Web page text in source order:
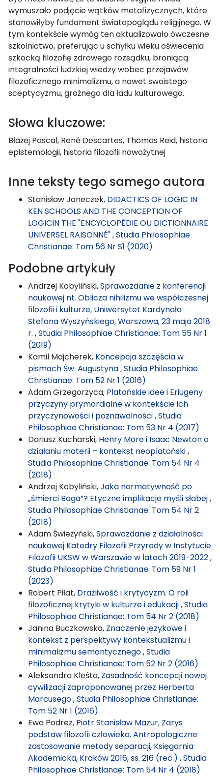
wymuszało podjęcie wątków metafizycznych, które
stanowiłyby fundament światopoglądu religijnego. W
tym kontekście wymóg ten aktualizowało ówczesne
szkolnictwo, preferując u schyłku wieku oświecenia
szkocką filozofię zdrowego rozsądku, broniącą
integralności ludzkiej wiedzy wobec przejawów
filozoficznego minimalizmu, a nawet swoistego
sceptycyzmu, groźnego dla ładu kulturowego.
Słowa kluczowe:
Błażej Pascal, René Descartes, Thomas Reid, historia
epistemologii, historia filozofii nowożytnej
Inne teksty tego samego autora
Stanisław Janeczek, DIDACTICS OF LOGIC IN
KEN SCHOOLS AND THE CONCEPTION OF
LOGICIN THE "ENCYCLOPÉDIE OU DICTIONNAIRE
UNIVERSEL RAISONNÉ",Studia Philosophiae
Christianae: Tom 56 Nr S1 (2020)
Podobne artykuły
Andrzej Kobyliński,Sprawozdanie z konferencji
naukowej nt. Oblicza nihilizmu we współczesnej
filozofii i kulturze, Uniwersytet Kardynała
Stefana Wyszyńskiego, Warszawa, 23 maja 2018
r. ,Studia Philosophiae Christianae: Tom 55 Nr 1
(2019)
Kamil Majcherek, Koncepcja szczęścia w
pismach Św. Augustyna,Studia Philosophiae
Christianae: Tom 52 Nr 1 (2016)
Adam Grzegorzyca, Platońskie idee i Eriugeny
przyczyny prymordialne w kontekście ich
przyczynowości i poznawalności,Studia
Philosophiae Christianae: Tom 53 Nr 4 (2017)
Dariusz Kucharski, Henry More i Isaac Newton o
działaniu materii – kontekst neoplatoński,
Studia Philosophiae Christianae: Tom 54 Nr 4
(2018)
Andrzej Kobyliński,Jaka normatywność po
„śmierci Boga”? Etyczne implikacje myśli słabej,
Studia Philosophiae Christianae: Tom 54 Nr 2
(2018)
Adam Świeżyński,Sprawozdanie z działalności
naukowej Katedry Filozofii Przyrody w Instytucie
Filozofii UKSW w Warszawie w latach 2019-2022,
Studia Philosophiae Christianae: Tom 59 Nr 1
(2023)
Robert Piłat, Drażliwość i krytycyzm. O roli
filozoficznej krytyki w kulturze i edukacji,Studia
Philosophiae Christianae: Tom 54 Nr 2 (2018)
Janina Buczkowska, Znaczenie językowe i
kontekst z perspektywy kontekstualizmu i
minimalizmu semantycznego,Studia
Philosophiae Christianae: Tom 52 Nr 2 (2016)
Aleksandra Kleśta, Zasadność koncepcji nowej
cywilizacji zaproponowanej przez Herberta
Marcusego,Studia Philosophiae Christianae:
Tom 52 Nr 1 (2016)
Ewa Podrez, Piotr Stanisław Mazur, Zarys
podstaw filozofii człowieka. Antropologiczne
zastosowanie metody separacji, Księgarnia
Akademicka, Kraków 2016, ss. 216 (rec.) ,Studia
Philosophiae Christianae: Tom 54 Nr 4 (2018)